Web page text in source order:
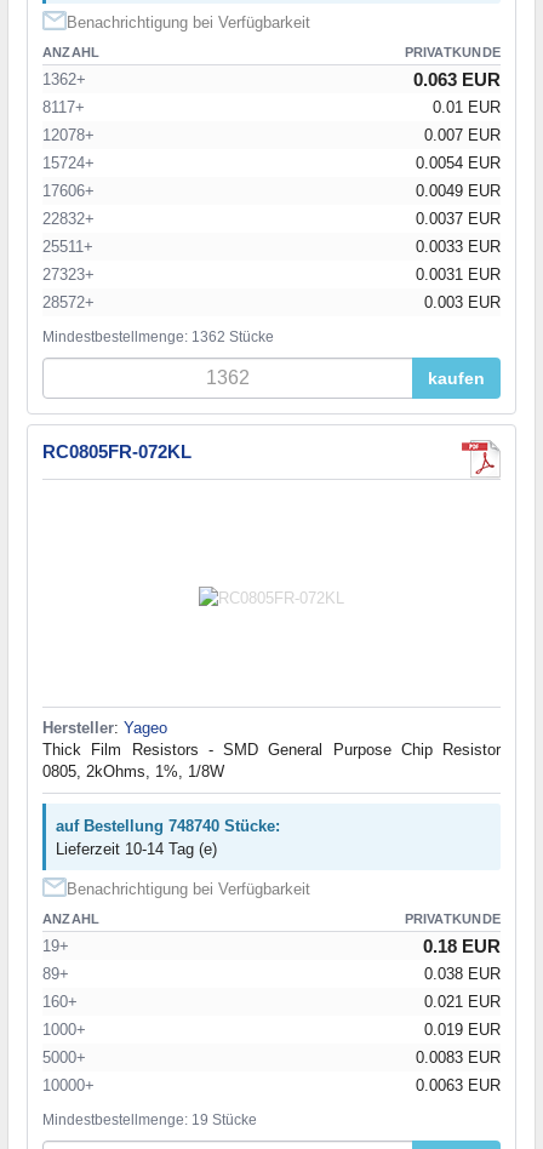
Benachrichtigung bei Verfügbarkeit
ANZAHL PRIVATKUNDE
1362+ 0.063 EUR
8117+
0.01 EUR
12078+
0.007 EUR
15724+
0.0054 EUR
17606+
0.0049 EUR
22832+
0.0037 EUR
25511+
0.0033 EUR
27323+
0.0031 EUR
28572+
0.003 EUR
Mindestbestellmenge: 1362 Stücke
kaufen
RC0805FR-072KL
Hersteller: Yageo
Thick Film Resistors - SMD General Purpose Chip Resistor
0805, 2kOhms, 1%, 1/8W
auf Bestellung 748740 Stücke:
Lieferzeit 10-14 Tag (e)
Benachrichtigung bei Verfügbarkeit
ANZAHL PRIVATKUNDE
19+ 0.18 EUR
89+
0.038 EUR
160+
0.021 EUR
1000+
0.019 EUR
5000+
0.0083 EUR
10000+
0.0063 EUR
Mindestbestellmenge: 19 Stücke